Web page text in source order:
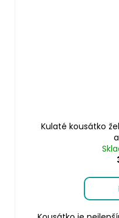
Kulaté kousátko